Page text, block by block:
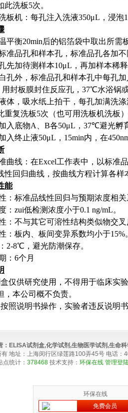
此洗板5次。
板机：每孔注入洗液350μL ，浸泡
平衡20min后的铝箔袋中取出所需
准品孔和样本孔，标准品孔各加
先加待测样本10μL ，再加样本稀
孔外，标准品孔和样本孔中每孔
用封板膜封住反应孔， 37℃水浴锅
体，吸水纸上拍干，每孔加满洗
重复洗板5次（也可用洗板机洗板）
入底物A B各50μL ， 37℃避光孵
入终止液50μL ， 15min内，在
曲线：在Excel工作表中，以标准
性回归曲线，按曲线方程计算各样
能
：标准品线性回归与预期浓度相关
：zui低检测浓度小于0.1 ng/mL。
：不与其它可溶性结构类似物交叉
：板内、板间变异系数均小于15%
2-8℃，避光防潮保存。
： 6个月
仅供研究使用，不得用于临床实
，本公司概不负责。
照说明书操作，实验者违反说明
： ELISA试剂盒,化学试剂,生物医学试剂,生命
有 地址：上海闵行区绿莲路100弄45号 电话
点统计： 378468 技术支持： 环保在线 管理登
环保在线
免费会员